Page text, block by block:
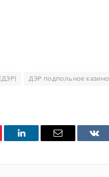
ДЭР подпольное
LinkedIn Email